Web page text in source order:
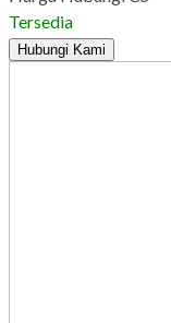
Tersedia
Hubungi Kami